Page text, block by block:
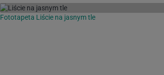
Fototapeta Liście na jasnym tle